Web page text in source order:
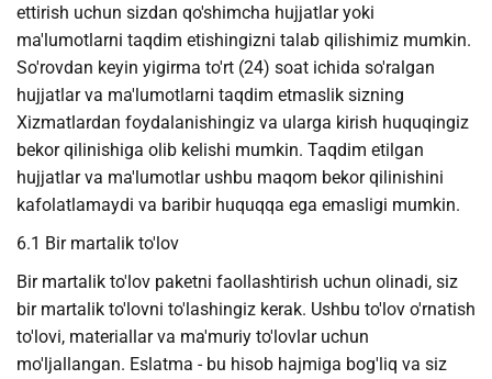
ettirish uchun sizdan qo'shimcha hujjatlar yoki
ma'lumotlarni taqdim etishingizni talab qilishimiz mumkin.
So'rovdan keyin yigirma to'rt (24) soat ichida so'ralgan
hujjatlar va ma'lumotlarni taqdim etmaslik sizning
Xizmatlardan foydalanishingiz va ularga kirish huquqingiz
bekor qilinishiga olib kelishi mumkin. Taqdim etilgan
hujjatlar va ma'lumotlar ushbu maqom bekor qilinishini
kafolatlamaydi va baribir huquqqa ega emasligi mumkin.
6.1 Bir martalik to'lov
Bir martalik to'lov paketni faollashtirish uchun olinadi, siz
bir martalik to'lovni to'lashingiz kerak. Ushbu to'lov o'rnatish
to'lovi, materiallar va ma'muriy to'lovlar uchun
mo'ljallangan. Eslatma - bu hisob hajmiga bog'liq va siz